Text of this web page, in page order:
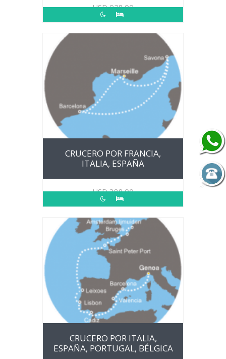
USD928.00
CRUCERO POR FRANCIA,
ITALIA, ESPAÑA
USD388.00
CRUCERO POR ITALIA,
ESPAÑA, PORTUGAL, BÉLGICA